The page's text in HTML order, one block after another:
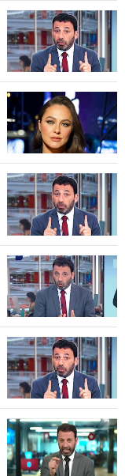
מדדים
ומחקרים
דעות
רכילות
עסקית
קריפטו
ויראלי
טלוויזיה
עסקי
ספורט
קריירה
ולימודים
מינויים
רייטינג